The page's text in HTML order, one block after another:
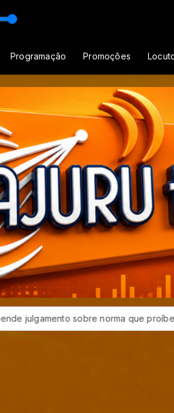
com Carolina Lopes
Programação Promoções
sobre norma que proíbe jogos de